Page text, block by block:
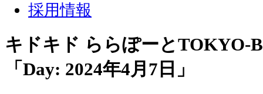
採用情報
キドキド ららぽーと
「Day: 2024年4月7日 」